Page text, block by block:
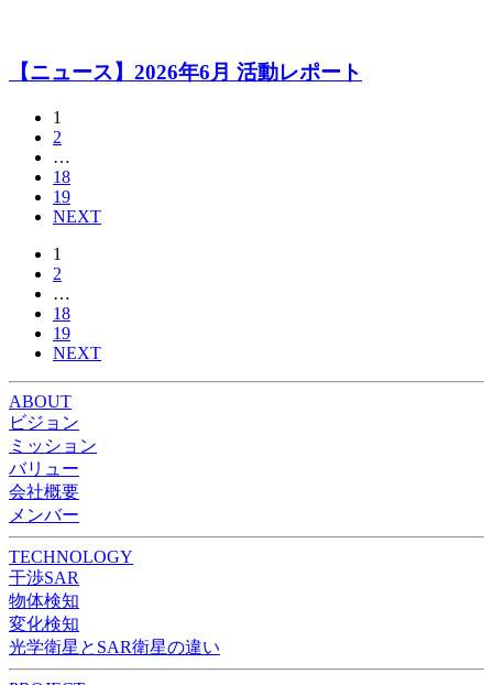
【ニュース】2026年6月 活動レポート
1
2
…
18
19
NEXT
1
2
…
18
19
NEXT
ABOUT
ビジョン
ミッション
バリュー
会社概要
メンバー
TECHNOLOGY
干渉SAR
物体検知​​
変化検知​
光学衛星とSAR衛星の違い